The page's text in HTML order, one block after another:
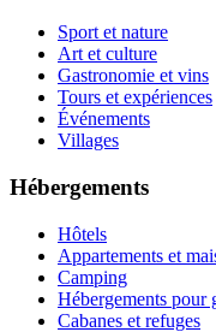
Sport et nature
Art et culture
Gastronomie et vins
Tours et expériences
Événements
Villages
Hébergements
Hôtels
Appartements et
Camping
Hébergements pour
Cabanes et refuges